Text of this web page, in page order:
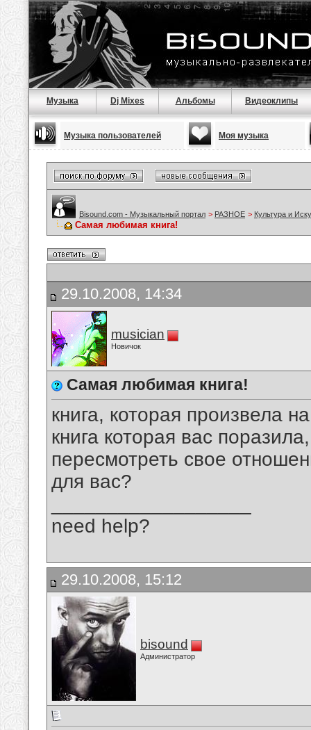
Музыка Dj Mixes Альбомы Видеоклипы
Музыка пользователей Моя музыка
Bisound.com - Музыкальный портал > РАЗНОЕ > Культура и
Самая любимая книга!
29.10.2008, 14:34
musician
Новичок
Самая любимая книга!
книга, которая произвела
книга которая вас
пересмотреть свое
для вас?
need help?
29.10.2008, 15:12
bisound
Администратор